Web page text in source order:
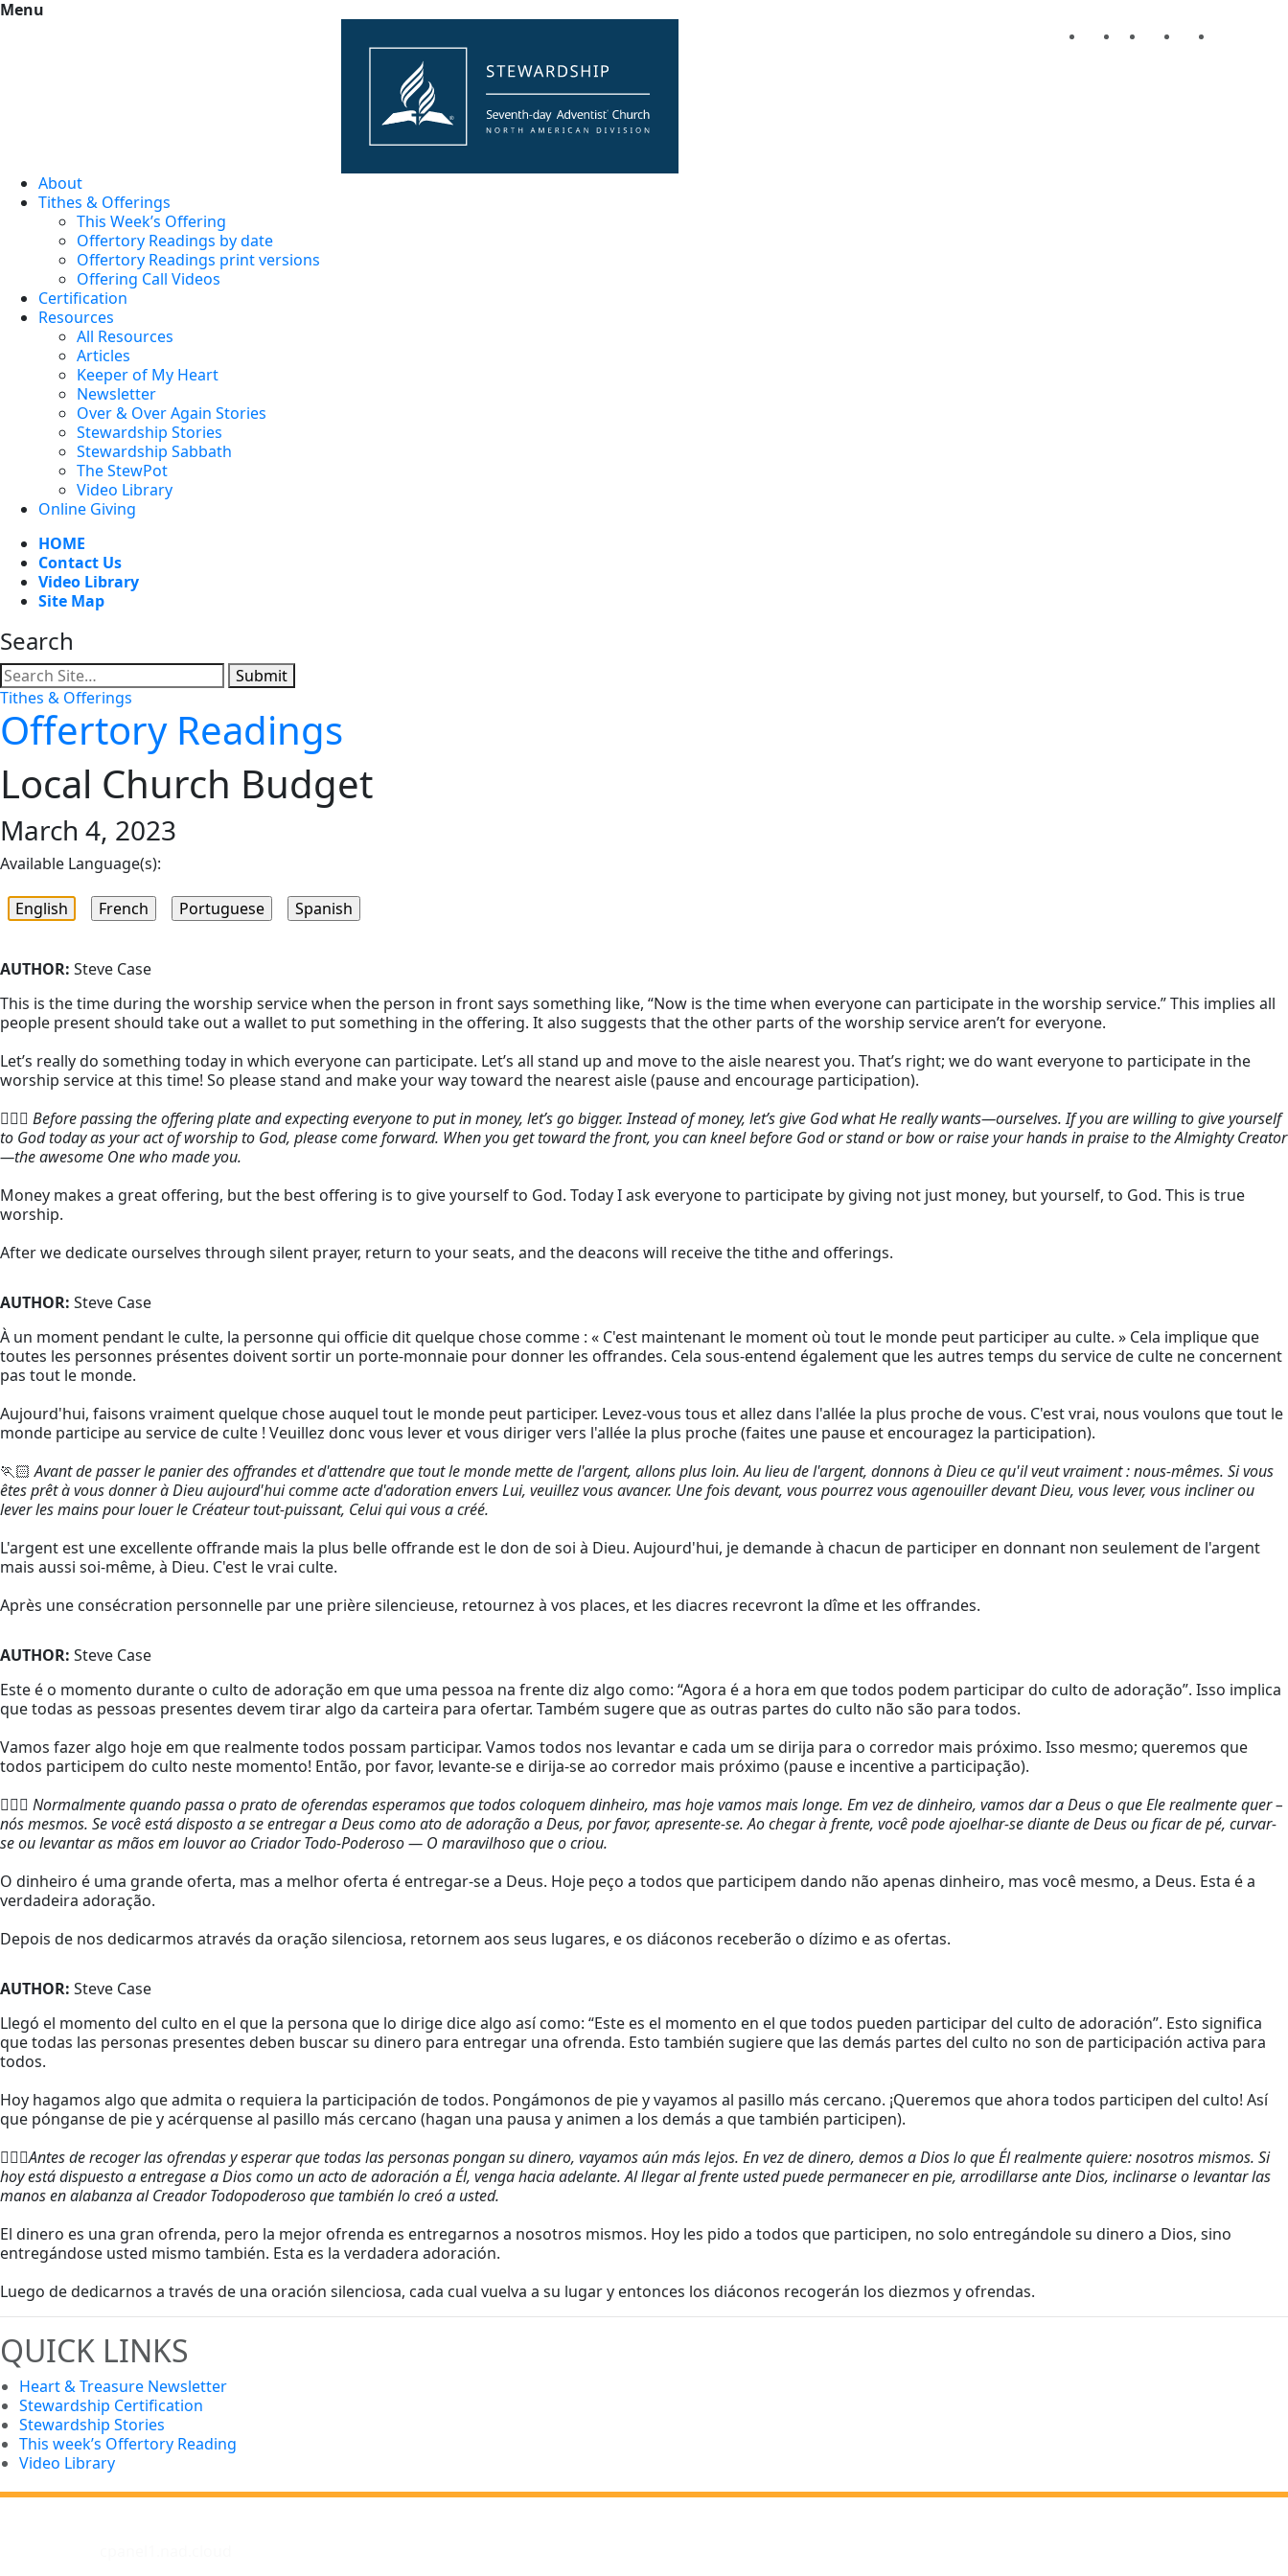
Menu
About
Tithes & Offerings
This Week’s Offering
Offertory Readings by date
Offertory Readings print versions
Offering Call Videos
Certification
Resources
All Resources
Articles
Keeper of My Heart
Newsletter
Over & Over Again Stories
Stewardship Stories
Stewardship Sabbath
The StewPot
Video Library
Online Giving
HOME
Contact Us
Video Library
Site Map
Search
Submit
Tithes & Offerings
Offertory Readings
Local Church Budget
March 4, 2023
Available Language(s):
AUTHOR: Steve Case
This is the time during the worship service when the person in front says something like, “Now is the time when everyone can participate in the worship service.” This implies all
people present should take out a wallet to put something in the offering. It also suggests that the other parts of the worship service aren’t for everyone.
Let’s really do something today in which everyone can participate. Let’s all stand up and move to the aisle nearest you. That’s right; we do want everyone to participate in the
worship service at this time! So please stand and make your way toward the nearest aisle (pause and encourage participation).
🏃🏻‍♂️ Before passing the offering plate and expecting everyone to put in money, let’s go bigger. Instead of money, let’s give God what He really wants—ourselves. If you are willing to give yourself
to God today as your act of worship to God, please come forward. When you get toward the front, you can kneel before God or stand or bow or raise your hands in praise to the Almighty Creator
—the awesome One who made you.
Money makes a great offering, but the best offering is to give yourself to God. Today I ask everyone to participate by giving not just money, but yourself, to God. This is true
worship.
After we dedicate ourselves through silent prayer, return to your seats, and the deacons will receive the tithe and offerings.
AUTHOR: Steve Case
À un moment pendant le culte, la personne qui officie dit quelque chose comme : « C'est maintenant le moment où tout le monde peut participer au culte. » Cela implique que
toutes les personnes présentes doivent sortir un porte-monnaie pour donner les offrandes. Cela sous-entend également que les autres temps du service de culte ne concernent
pas tout le monde.
Aujourd'hui, faisons vraiment quelque chose auquel tout le monde peut participer. Levez-vous tous et allez dans l'allée la plus proche de vous. C'est vrai, nous voulons que tout le
monde participe au service de culte ! Veuillez donc vous lever et vous diriger vers l'allée la plus proche (faites une pause et encouragez la participation).
🏃🏻Avant de passer le panier des offrandes et d'attendre que tout le monde mette de l'argent, allons plus loin. Au lieu de l'argent, donnons à Dieu ce qu'il veut vraiment : nous-mêmes. Si vous
êtes prêt à vous donner à Dieu aujourd'hui comme acte d'adoration envers Lui, veuillez vous avancer. Une fois devant, vous pourrez vous agenouiller devant Dieu, vous lever, vous incliner ou
lever les mains pour louer le Créateur tout-puissant, Celui qui vous a créé.
L'argent est une excellente offrande mais la plus belle offrande est le don de soi à Dieu. Aujourd'hui, je demande à chacun de participer en donnant non seulement de l'argent
mais aussi soi-même, à Dieu. C'est le vrai culte.
Après une consécration personnelle par une prière silencieuse, retournez à vos places, et les diacres recevront la dîme et les offrandes.
AUTHOR: Steve Case
Este é o momento durante o culto de adoração em que uma pessoa na frente diz algo como: “Agora é a hora em que todos podem participar do culto de adoração”. Isso implica
que todas as pessoas presentes devem tirar algo da carteira para ofertar. Também sugere que as outras partes do culto não são para todos.
Vamos fazer algo hoje em que realmente todos possam participar. Vamos todos nos levantar e cada um se dirija para o corredor mais próximo. Isso mesmo; queremos que
todos participem do culto neste momento! Então, por favor, levante-se e dirija-se ao corredor mais próximo (pause e incentive a participação).
🏃🏻‍♂️ Normalmente quando passa o prato de oferendas esperamos que todos coloquem dinheiro, mas hoje vamos mais longe. Em vez de dinheiro, vamos dar a Deus o que Ele realmente quer –
nós mesmos. Se você está disposto a se entregar a Deus como ato de adoração a Deus, por favor, apresente-se. Ao chegar à frente, você pode ajoelhar-se diante de Deus ou ficar de pé, curvar-
se ou levantar as mãos em louvor ao Criador Todo-Poderoso — O maravilhoso que o criou.
O dinheiro é uma grande oferta, mas a melhor oferta é entregar-se a Deus. Hoje peço a todos que participem dando não apenas dinheiro, mas você mesmo, a Deus. Esta é a
verdadeira adoração.
Depois de nos dedicarmos através da oração silenciosa, retornem aos seus lugares, e os diáconos receberão o dízimo e as ofertas.
AUTHOR: Steve Case
Llegó el momento del culto en el que la persona que lo dirige dice algo así como: “Este es el momento en el que todos pueden participar del culto de adoración”. Esto significa
que todas las personas presentes deben buscar su dinero para entregar una ofrenda. Esto también sugiere que las demás partes del culto no son de participación activa para
todos.
Hoy hagamos algo que admita o requiera la participación de todos. Pongámonos de pie y vayamos al pasillo más cercano. ¡Queremos que ahora todos participen del culto! Así
que pónganse de pie y acérquense al pasillo más cercano (hagan una pausa y animen a los demás a que también participen).
🏃🏻‍♂️Antes de recoger las ofrendas y esperar que todas las personas pongan su dinero, vayamos aún más lejos. En vez de dinero, demos a Dios lo que Él realmente quiere: nosotros mismos. Si
hoy está dispuesto a entregase a Dios como un acto de adoración a Él, venga hacia adelante. Al llegar al frente usted puede permanecer en pie, arrodillarse ante Dios, inclinarse o levantar las
manos en alabanza al Creador Todopoderoso que también lo creó a usted.
El dinero es una gran ofrenda, pero la mejor ofrenda es entregarnos a nosotros mismos. Hoy les pido a todos que participen, no solo entregándole su dinero a Dios, sino
entregándose usted mismo también. Esta es la verdadera adoración.
Luego de dedicarnos a través de una oración silenciosa, cada cual vuelva a su lugar y entonces los diáconos recogerán los diezmos y ofrendas.
QUICK LINKS
Heart & Treasure Newsletter
Stewardship Certification
Stewardship Stories
This week’s Offertory Reading
Video Library